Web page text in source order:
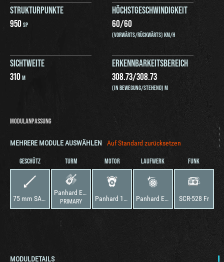
STRUKTURPUNKTE
950SP
HÖCHSTGESCHWINDIGKEIT
60/60
(VORWÄRTS/RÜCKWÄRTS) KM/H
SICHTWEITE
310M
ERKENNBARKEITSBEREICH
308.73/308.73
(IN BEWEGUNG/STEHEND) M
MODULANPASSUNG
MEHRERE MODULE AUSWÄHLEN Auf Standard zurücksetzen
GESCHÜTZ
75 mm SA50 mle. 54
TURM
Panhard EBR 75 (FL 10)
PRIMARY
MOTOR
Panhard 12H 6000 mle. 54
LAUFWERK
Panhard EBR 75 (FL 10)
FUNK
SCR-528 Fr
MODULDETAILS